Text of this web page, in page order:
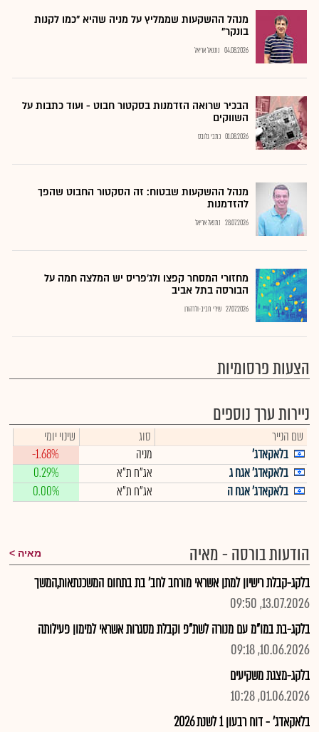
מנהל ההשקעות שממליץ על מניה שהיא "כמו לקנות
בונקר"
04.08.2026 נתנאל אריאל
הבכיר שרואה הזדמנות בסקטור חבוט - ועוד כתבות על
השווקים
01.08.2026 כתבי גלובס
מנהל ההשקעות שבטוח: זה הסקטור החבוט שהפך
להזדמנות
28.07.2026 נתנאל אריאל
מחזורי המסחר קפצו ולג'פריס יש המלצה חמה על
הבורסה בתל אביב
27.07.2026 שירי חביב-ולדהורן
הצעות פרסומיות
ניירות ערך נוספים
שם הנייר סוג
שינוי יומי
בלאקאדג'
מניה
-1.68%
בלאקאדג' אגח ג
אג"ח ת"א
0.29%
בלאקאדג' אגח ה
אג"ח ת"א 0.00%
הודעות בורסה - מאיה מאיה
בלקג-קבלת רישיון למתן אשראי מורחב לחב' בת בתחום המשכנתאות,המשך
13.07.2026, 09:50
בלקג-בת במו"מ עם מנורה לשת"פ וקבלת מסגרות אשראי למימון פעילותה
10.06.2026, 09:18
בלקג-מצגת משקיעים
01.06.2026, 10:28
בלאקאדג' - דוח רבעון 1 לשנת 2026